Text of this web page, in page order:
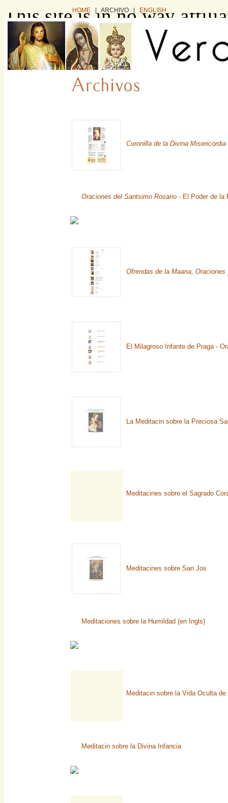
HOME | ARCHIVO | ENGLISH
Coronilla de la Divina Misericordia
Oraciones del Santsimo Rosario - El Poder de la
Ofrendas de la Maana, Oraciones
El Milagroso Infante de Praga -
La Meditacin sobre la Preciosa
Meditacines sobre el Sagrado
Meditacines sobre San Jos
Meditaciones sobre la Humildad (en Ingls)
Meditacin sobre la Vida Oculta de
Meditacin sobre la Divina Infancia
This site is in no way
business. It exists as a
information intended for
want to buy this website,
or you can find and buy it